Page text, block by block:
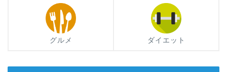
グルメ ダイエット